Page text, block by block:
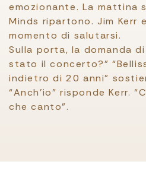
emozionante. La mattina
Minds ripartono. Jim Kerr
momento di salutarsi.
Sulla porta, la domanda di
stato il concerto?”
indietro di 20 anni”
“Anch’io” risponde Kerr.
che canto”.